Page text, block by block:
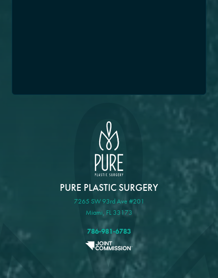
PURE PLASTIC SURGERY
7265 SW 93rd Ave #201
Miami, FL 33173
786-981-6783